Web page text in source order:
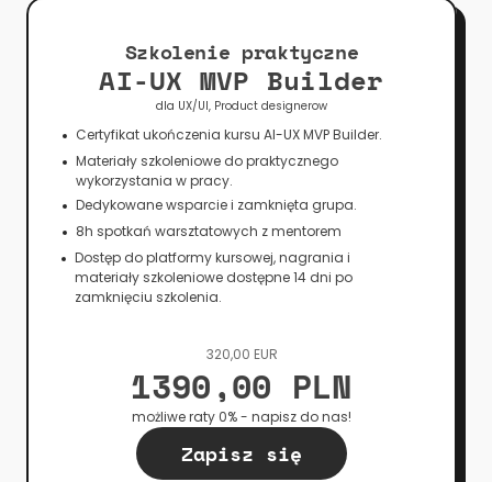
Szkolenie praktyczne
AI-UX MVP Builder
dla UX/UI, Product designerow
Certyfikat ukończenia kursu AI-UX MVP Builder.
Materiały szkoleniowe do praktycznego
wykorzystania w pracy.
Dedykowane wsparcie i zamknięta grupa.
8h spotkań warsztatowych z mentorem
Dostęp do platformy kursowej, nagrania i
materiały szkoleniowe dostępne 14 dni po
zamknięciu szkolenia.
320,00 EUR
możliwe raty 0% - napisz do nas!
1390,00 PLN
Zapisz się